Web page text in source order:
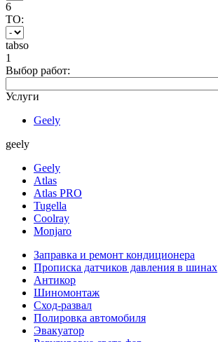
6
ТО:
tabso
1
Выбор работ:
Услуги
Geely
geely
Geely
Atlas
Atlas PRO
Tugella
Coolray
Monjaro
Заправка и ремонт кондиционера
Прописка датчиков давления в шинах
Антикор
Шиномонтаж
Сход-развал
Полировка автомобиля
Эвакуатор